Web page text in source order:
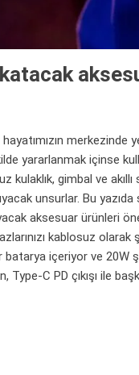
hayatımızın
yararlanmak içinse
kulaklık, gimbal ve
unsurlar. Bu
aksesuar ürünleri
kablosuz
içeriyor ve 20W
C PD çıkışı ile